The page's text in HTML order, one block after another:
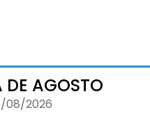
DE AGOSTO
08/2026